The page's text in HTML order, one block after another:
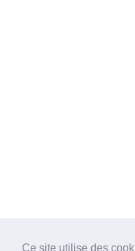
Ce site utilise des